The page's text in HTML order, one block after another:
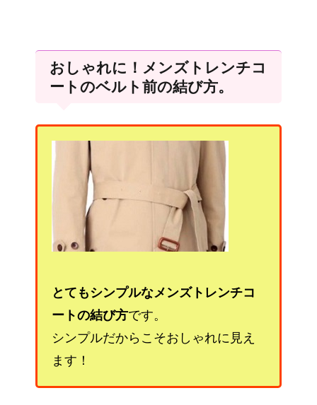
おしゃれに！メンズトレンチコ
ートのベルト前の結び方。
とてもシンプルなメンズトレンチコ
ートの結び方です。
シンプルだからこそおしゃれに見え
ます！